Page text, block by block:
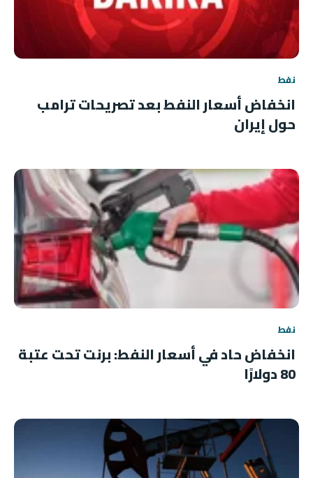
نفط
انخفاض أسعار النفط بعد تصريحات ترامب
حول إيران
نفط
انخفاض حاد في أسعار النفط: برنت تحت عتبة
80 دولارًا